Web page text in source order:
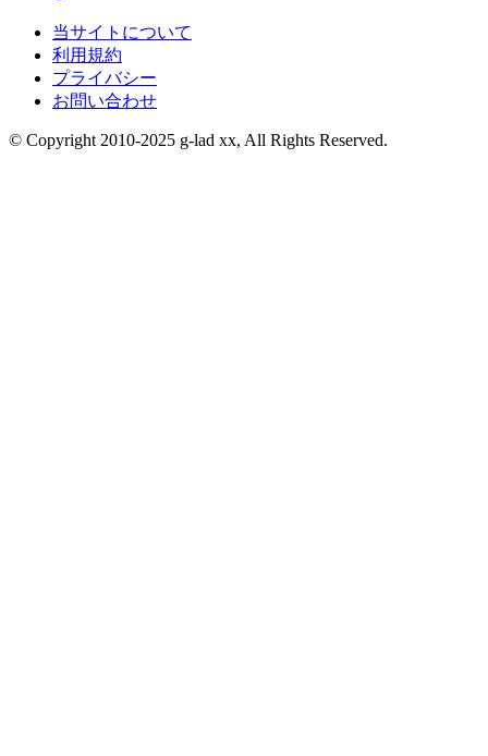
当サイトについて
利用規約
プライバシー
お問い合わせ
© Copyright 2010-2025 g-lad xx, All Rights Reserved.